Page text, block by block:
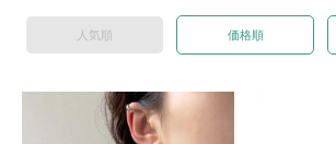
人気順 価格順